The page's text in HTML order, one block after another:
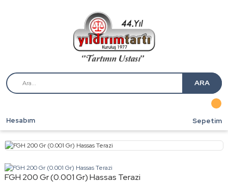
ARA
Hesabım Sepetim
FGH 200 Gr (0.001 Gr) Hassas Terazi